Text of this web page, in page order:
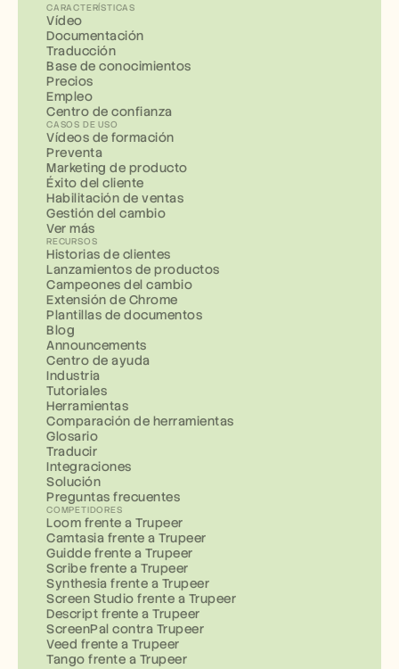
CARACTERÍSTICAS
Vídeo
Documentación
Traducción
Base de conocimientos
Precios
Empleo
Centro de confianza
CASOS DE USO
Vídeos de formación
Preventa
Marketing de producto
Éxito del cliente
Habilitación de ventas
Gestión del cambio
Ver más
RECURSOS
Historias de clientes
Lanzamientos de productos
Campeones del cambio
Extensión de Chrome
Plantillas de documentos
Blog
Announcements
Centro de ayuda
Industria
Tutoriales
Herramientas
Comparación de herramientas
Glosario
Traducir
Integraciones
Solución
Preguntas frecuentes
COMPETIDORES
Loom frente a Trupeer
Camtasia frente a Trupeer
Guidde frente a Trupeer
Scribe frente a Trupeer
Synthesia frente a Trupeer
Screen Studio frente a Trupeer
Descript frente a Trupeer
ScreenPal contra Trupeer
Veed frente a Trupeer
Tango frente a Trupeer